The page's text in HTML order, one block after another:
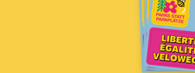
Que ce soit sur l’ordinateur portable, la bouteille d’eau
avec nos
autocollants nous affichons clairement notre
opposition à l’extension du réseau autoroutieret
nous mettons la pression sur le Conseil fédéral et le